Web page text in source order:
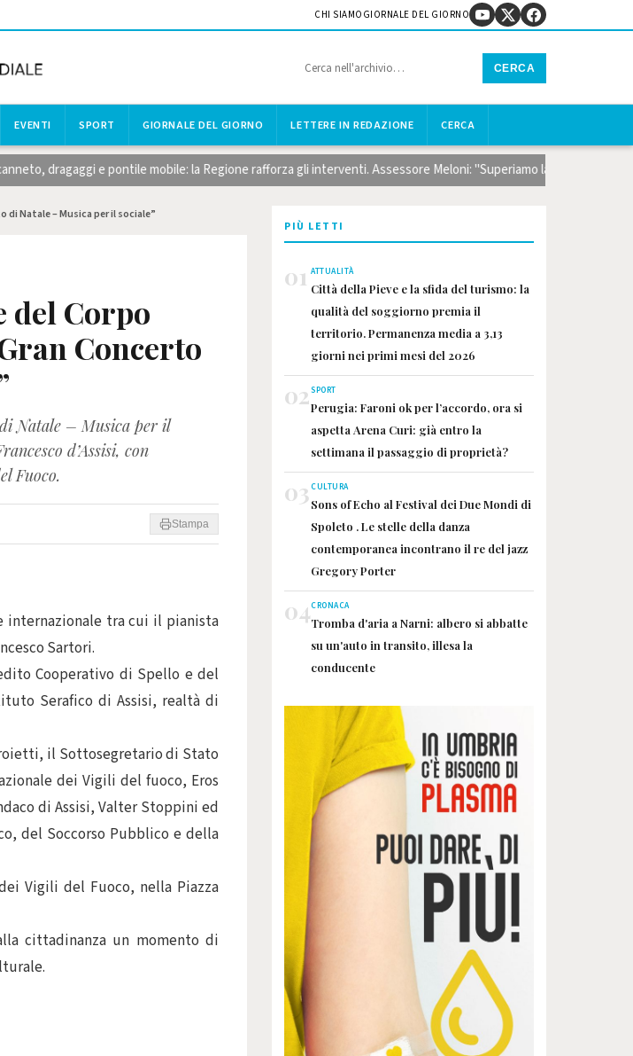
CHI SIAMO GIORNALE DEL GIORNO
CERCA
EVENTI SPORT GIORNALE DEL GIORNO LETTERE IN REDAZIONE CERCA
dragaggi e pontile mobile: la Regione rafforza gli interventi. Assessore Meloni: "Superiamo la logica
di Natale – Musica per il sociale”
del Corpo
Concerto
Natale – Musica per il
d’Assisi, con
Fuoco.
Stampa
internazionale tra cui il pianista
Sartori.
Cooperativo di Spello e del
Serafico di Assisi, realtà di
il Sottosegretario di Stato
dei Vigili del fuoco, Eros
di Assisi, Valter Stoppini ed
del Soccorso Pubblico e della
Vigili del Fuoco, nella Piazza
cittadinanza un momento di
PIÙ LETTI
01 ATTUALITÀ
Città della Pieve e la sfida del turismo: la
qualità del soggiorno premia il
territorio. Permanenza media a 3,13
giorni nei primi mesi del 2026
02SPORT
Perugia: Faroni ok per l’accordo, ora si
aspetta Arena Curi: già entro la
settimana il passaggio di proprietà?
03CULTURA
Sons of Echo al Festival dei Due Mondi di
Spoleto . Le stelle della danza
contemporanea incontrano il re del jazz
Gregory Porter
04CRONACA
Tromba d'aria a Narni: albero si abbatte
su un'auto in transito, illesa la
conducente